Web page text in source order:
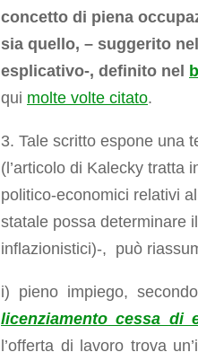
concetto di piena
sia quello, – suggerito
esplicativo-, definito nel
qui molte volte citato.
3. Tale scritto espone una
(l’articolo di Kalecky tratta
politico-economici relativi
statale possa determinare
inflazionistici)-, può
i) pieno impiego,
licenziamento cessa di
l’offerta di lavoro trova